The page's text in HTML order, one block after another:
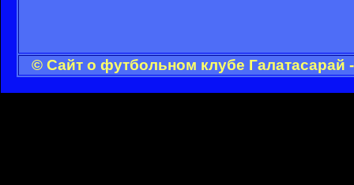
© Сайт о футбольном клубе